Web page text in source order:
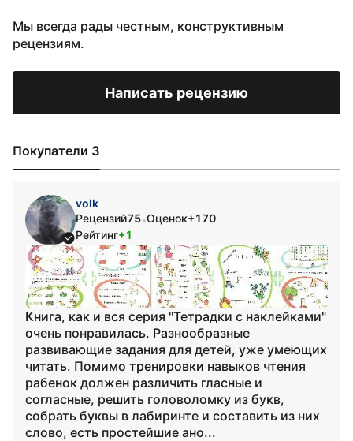
Мы всегда рады честным, конструктивным
рецензиям.
Написать рецензию
Покупатели 3
volk
Рецензий75•Оценок+170
Рейтинг+1
Книга, как и вся серия "Тетрадки с наклейками"
очень понравилась. Разнообразные
развивающие задания для детей, уже умеющих
читать. Помимо тренировки навыков чтения
рабенок должен различить гласные и
согласные, решить головоломку из букв,
собрать буквы в лабиринте и составить из них
слово, есть простейшие ано...